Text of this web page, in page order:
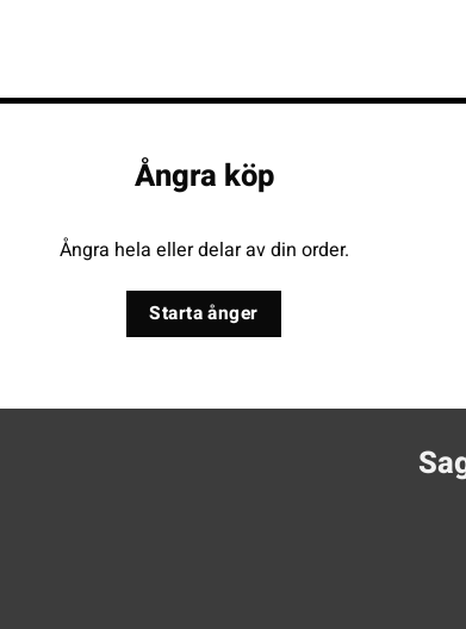
Ångra köp
Ångra hela eller delar av din order.
Starta ånger